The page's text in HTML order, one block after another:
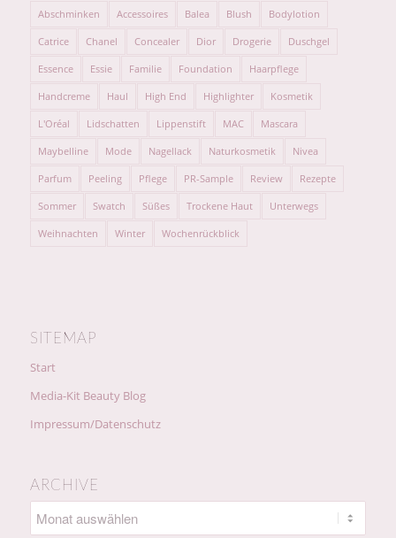
Abschminken Accessoires Balea Blush Bodylotion
Catrice Chanel Concealer Dior Drogerie Duschgel
Essence Essie Familie Foundation Haarpflege
Handcreme Haul High End Highlighter Kosmetik
L'Oréal Lidschatten Lippenstift MAC Mascara
Maybelline Mode Nagellack Naturkosmetik Nivea
Parfum Peeling Pflege PR-Sample Review Rezepte
Sommer Swatch Süßes Trockene Haut Unterwegs
Weihnachten Winter Wochenrückblick
SITEMAP
Start
Media-Kit Beauty Blog
Impressum/Datenschutz
ARCHIVE